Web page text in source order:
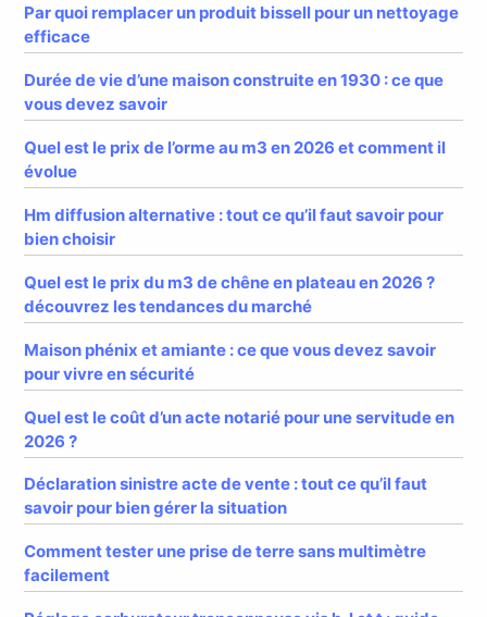
Par quoi remplacer un produit bissell pour un nettoyage
efficace
Durée de vie d’une maison construite en 1930 : ce que
vous devez savoir
Quel est le prix de l’orme au m3 en 2026 et comment il
évolue
Hm diffusion alternative : tout ce qu’il faut savoir pour
bien choisir
Quel est le prix du m3 de chêne en plateau en 2026 ?
découvrez les tendances du marché
Maison phénix et amiante : ce que vous devez savoir
pour vivre en sécurité
Quel est le coût d’un acte notarié pour une servitude en
2026 ?
Déclaration sinistre acte de vente : tout ce qu’il faut
savoir pour bien gérer la situation
Comment tester une prise de terre sans multimètre
facilement